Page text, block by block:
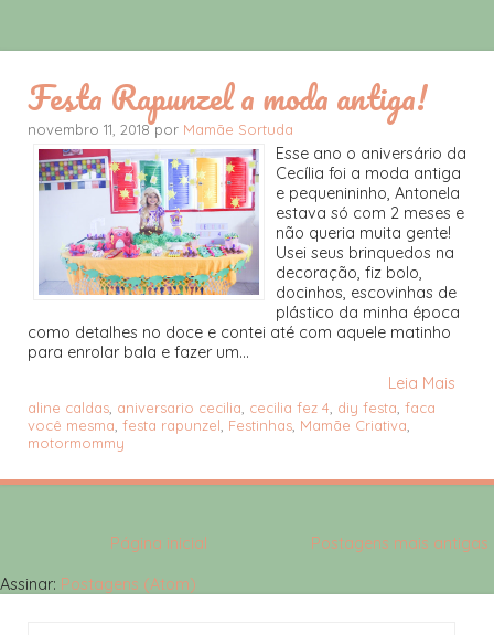
Festa Rapunzel a moda antiga!
novembro 11, 2018 por Mamãe Sortuda
Esse ano o aniversário da
Cecília foi a moda antiga
e pequenininho, Antonela
estava só com 2 meses e
não queria muita gente!
Usei seus brinquedos na
decoração, fiz bolo,
docinhos, escovinhas de
plástico da minha época
como detalhes no doce e contei até com aquele matinho
para enrolar bala e fazer um...
Leia Mais
aline caldas aniversario cecilia cecilia fez 4 diy festa faca
você mesma festa rapunzel Festinhas Mamãe Criativa
motormommy
Postagens mais antigas
Página inicial
Assinar: Postagens (Atom)